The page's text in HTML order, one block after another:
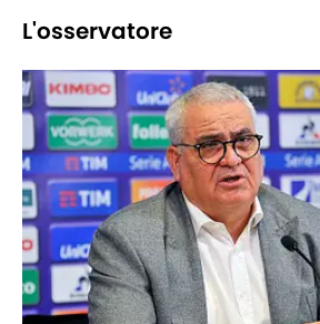
L'osservatore